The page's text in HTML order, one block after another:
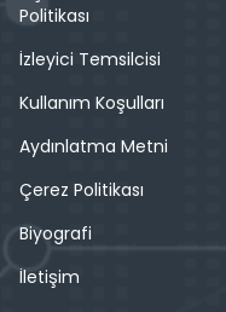
Politikası
İzleyici Temsilcisi
Kullanım Koşulları
Aydınlatma Metni
Çerez Politikası
Biyografi
İletişim